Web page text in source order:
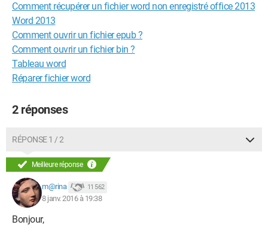
Comment récupérer un fichier word non enregistré office 2013
Word 2013
Comment ouvrir un fichier epub ?
Comment ouvrir un fichier bin ?
Tableau word
Réparer fichier word
2 réponses
RÉPONSE 1 / 2
Meilleure réponse
m@rina 11 562
8 janv. 2016 à 19:38
Bonjour,